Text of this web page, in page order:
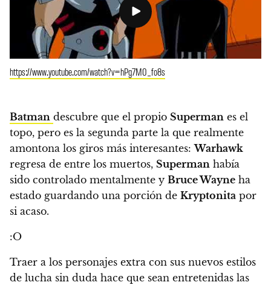
https://www.youtube.com/watch?v=hPg7M0_fo8s
Batman descubre que el propio Superman es el
topo, pero es la segunda parte la que realmente
amontona los giros más interesantes: Warhawk
regresa de entre los muertos, Superman había
sido controlado mentalmente y Bruce Wayne ha
estado guardando una porción de Kryptonita por
si acaso.
:O
Traer a los personajes extra con sus nuevos estilos
de lucha sin duda hace que sean entretenidas las